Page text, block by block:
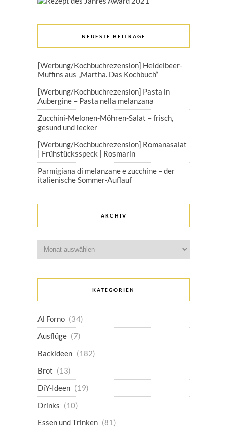
NEUESTE BEITRÄGE
[Werbung/Kochbuchrezension] Heidelbeer-
Muffins aus „Martha. Das Kochbuch“
[Werbung/Kochbuchrezension] Pasta in
Aubergine – Pasta nella melanzana
Zucchini-Melonen-Möhren-Salat – frisch,
gesund und lecker
[Werbung/Kochbuchrezension] Romanasalat
| Frühstücksspeck | Rosmarin
Parmigiana di melanzane e zucchine – der
italienische Sommer-Auflauf
ARCHIV
KATEGORIEN
Al Forno (34)
Ausflüge (7)
Backideen (182)
Brot (13)
DiY-Ideen (19)
Drinks (10)
Essen und Trinken (81)